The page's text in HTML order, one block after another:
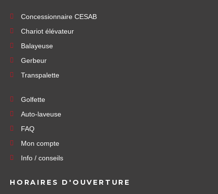
Concessionnaire CESAB
Chariot élévateur
Balayeuse
Gerbeur
Transpalette
Golfette
Auto-laveuse
FAQ
Mon compte
Info / conseils
HORAIRES D'OUVERTURE